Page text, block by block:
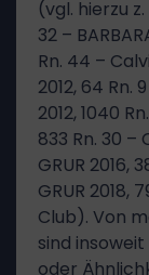
(vgl. hierzu z.
32 –
Rn. 44 –
2012, 64 Rn.
2012, 1040
833 Rn. 30 –
GRUR 2016,
GRUR 2018,
Club). Von
sind
oder